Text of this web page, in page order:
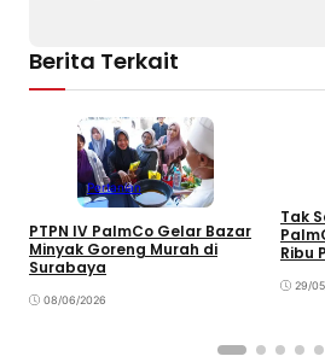
Berita Terkait
Pertanian
PTPN IV PalmCo Gelar Bazar
Minyak Goreng Murah di
Surabaya
08/06/2026
Tak
Ribu
29/